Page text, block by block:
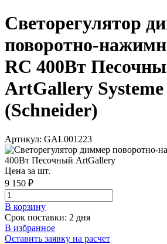
Светорегулятор
поворотно-
RC 400Вт
ArtGallery
(Schneider)
Артикул: GAL001223
Цена за шт.
9 150 ₽
В корзинy
Срок поставки: 2 дня
В избранное
Оставить заявку на расчет